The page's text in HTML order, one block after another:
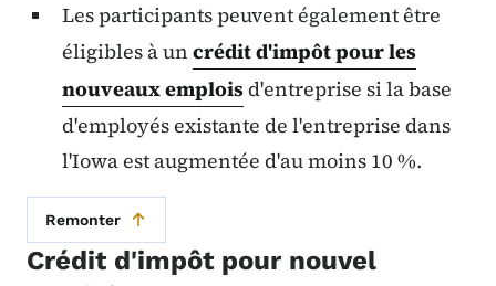
Les participants peuvent également être
éligibles à un crédit d'impôt pour les
nouveaux emploisd'entreprise si la base
d'employés existante de l'entreprise dans
l'Iowa est augmentée d'au moins 10 %.
Remonter
Crédit d'impôt pour nouvel